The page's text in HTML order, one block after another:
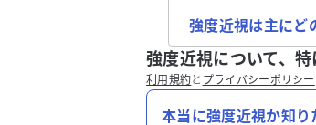
強度近視は主にど
強度近視について、
利用規約と プライバシーポリシー
本当に強度近視か知り